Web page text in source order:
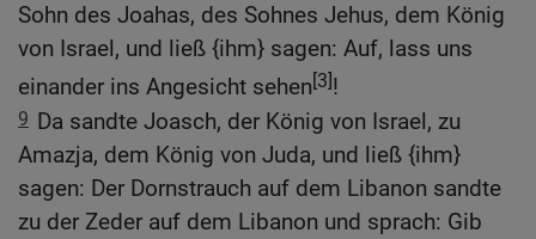
Sohn des Joahas, des Sohnes Jehus, dem König
von Israel, und ließ {ihm} sagen: Auf, lass uns
einander ins Angesicht sehen[3]!
9 Da sandte Joasch, der König von Israel, zu
Amazja, dem König von Juda, und ließ {ihm}
sagen: Der Dornstrauch auf dem Libanon sandte
zu der Zeder auf dem Libanon und sprach: Gib